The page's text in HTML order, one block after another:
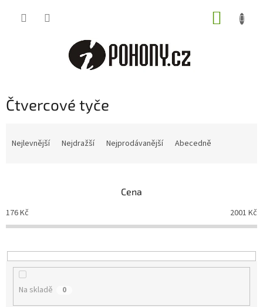
Čtvercové tyče
p
r
o
u
Nejlevnější Nejdražší Nejprodávanější Abecedně
Cena
176Kč 2001 Kč
Na skladě 0